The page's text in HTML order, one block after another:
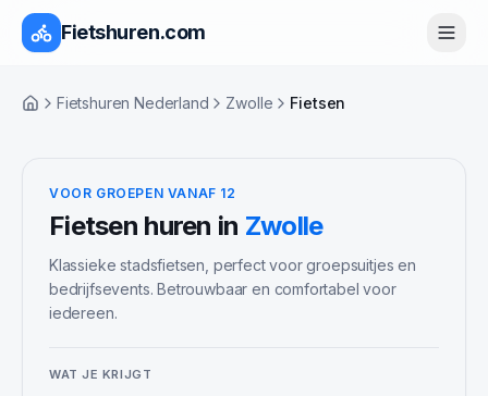
Fietshuren.com
HomeFietshuren Nederland Zwolle Fietsen
VOOR GROEPEN VANAF 12
Fietsen huren in Zwolle
Klassieke stadsfietsen, perfect voor groepsuitjes en
bedrijfsevents. Betrouwbaar en comfortabel voor
iedereen.
WAT JE KRIJGT